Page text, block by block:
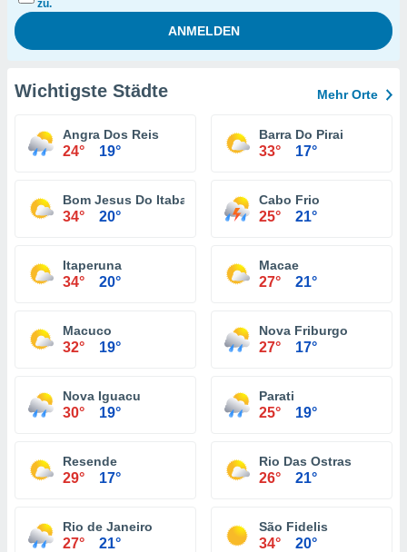
zu.
Wichtigste Städte Mehr Orte
Angra Dos Reis
24° 19°
Barra Do Pirai
33° 17°
Bom Jesus Do Itabapoana
34° 20°
Cabo Frio
25° 21°
Itaperuna
34° 20°
Macae
27° 21°
Macuco
32° 19°
Nova Friburgo
27° 17°
Nova Iguacu
30° 19°
Parati
25° 19°
Resende
29° 17°
Rio Das Ostras
26° 21°
Rio de Janeiro
27° 21°
São Fidelis
34° 20°